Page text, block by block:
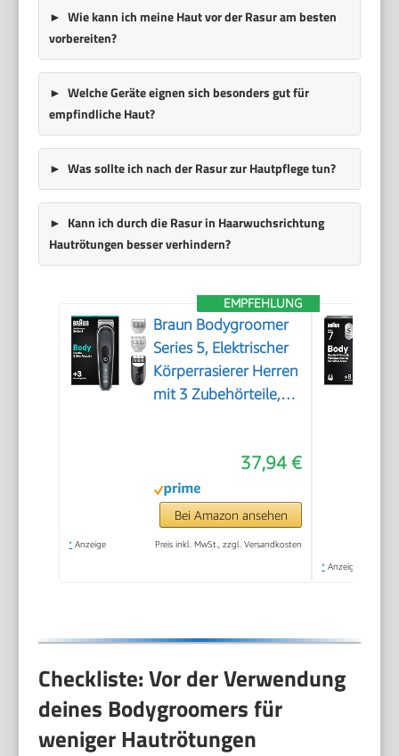
Wie kann ich meine Haut vor der Rasur am besten
vorbereiten?
Welche Geräte eignen sich besonders gut für
empfindliche Haut?
Was sollte ich nach der Rasur zur Hautpflege tun?
Kann ich durch die Rasur in Haarwuchsrichtung
Hautrötungen besser verhindern?
EMPFEHLUNG
Braun Bodygroomer
Series 5, Elektrischer
Körperrasierer Herren
mit 3 Zubehörteile,
Körper, 100 Min Akku,
Wasserdichter
Körperhaartrimmer,
BG5340, Grau
37,94 €
Bei Amazon ansehen
* Anzeige Preis inkl. MwSt., zzgl. Versandkosten
* Anzeige
Checkliste: Vor der Verwendung
deines Bodygroomers für
weniger Hautrötungen